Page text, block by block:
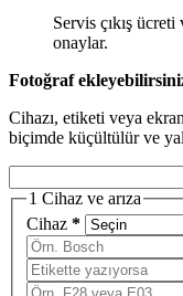
Servis çıkış
onaylar.
Fotoğraf
Cihazı, etiketi veya
biçimde küçültülür ve
1 Cihaz ve arıza
Cihaz *